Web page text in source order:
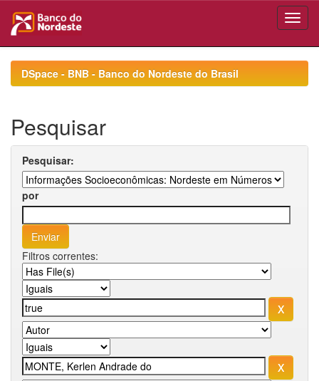
navigationDSpace - BNB - Banco do Nordeste do Brasil
Pesquisar
Pesquisar:
por
Filtros correntes: